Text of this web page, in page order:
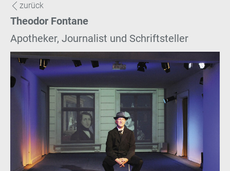
zurück
Theodor Fontane
Apotheker, Journalist und Schriftsteller